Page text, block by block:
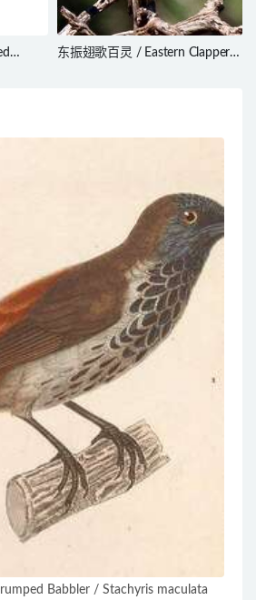
东振翅歌百灵 / Eastern Clapper
Babbler / Stachyris maculata